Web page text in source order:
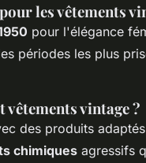
les vêtements
pour l'élégance
périodes les plus
vintage ?
des produits
chimiques agressifs